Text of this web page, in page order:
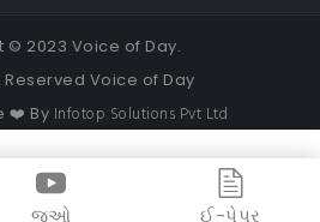
© 2023 Voice of Day.
Reserved Voice of Day
❤️ By Infotop Solutions Pvt Ltd
જુઓ ઈ-પેપર